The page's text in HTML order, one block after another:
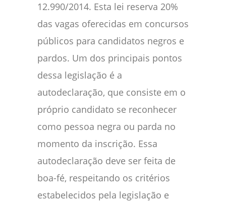
12.990/2014. Esta lei reserva 20%
das vagas oferecidas em concursos
públicos para candidatos negros e
pardos. Um dos principais pontos
dessa legislação é a
autodeclaração, que consiste em o
próprio candidato se reconhecer
como pessoa negra ou parda no
momento da inscrição. Essa
autodeclaração deve ser feita de
boa-fé, respeitando os critérios
estabelecidos pela legislação e